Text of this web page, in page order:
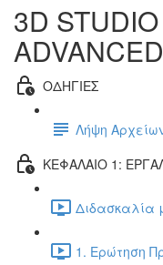
3D
ΟΔΗΓΙΕΣ
Λήψη
ΚΕΦΑΛΑΙΟ 1:
Διδασκαλία
1. Ερώτηση